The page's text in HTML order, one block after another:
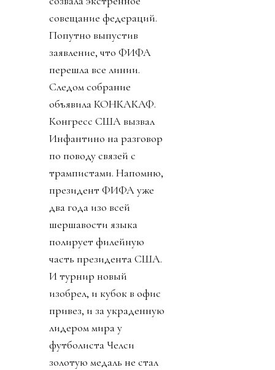
совещание федераций.
Попутно выпустив
заявление, что ФИФА
перешла все линии.
Следом собрание
объявила КОНКАКАФ.
Конгресс США вызвал
Инфантино на разговор
по поводу связей с
трампистами. Напомню,
президент ФИФА уже
два года изо всей
шершавости языка
полирует филейную
часть президента США.
И турнир новый
изобрел, и кубок в офис
привез, и за украденную
лидером мира у
футболиста Челси
золотую медаль не стал